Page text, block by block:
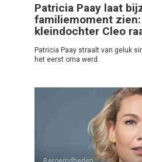
Patricia Paay laat
familiemoment
kleindochter Cleo
Patricia Paay straalt van geluk
het eerst oma werd.